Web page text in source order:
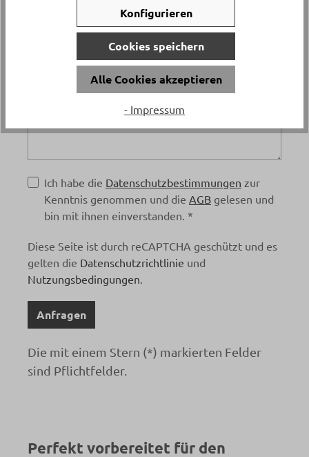
Ich habe die Datenschutzbestimmungen zur
Kenntnis genommen und die AGB gelesen und
bin mit ihnen einverstanden. *
Diese Seite ist durch reCAPTCHA geschützt und es
gelten die Datenschutzrichtlinie und
Nutzungsbedingungen.
Anfragen
Die mit einem Stern (*) markierten Felder
sind Pflichtfelder.
Perfekt vorbereitet für den
Konfigurieren
Cookies speichern
Alle Cookies akzeptieren
- Impressum